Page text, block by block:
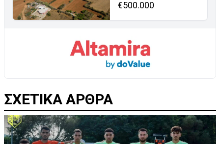
€500.000
ΣΧΕΤΙΚΑ ΑΡΘΡΑ